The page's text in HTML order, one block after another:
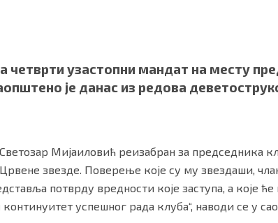
четврти узастопни мандат на месту
је данас из редова
Мијаиловић реизабран за председника
звезде. Поверење које су му звездаши,
потврду вредности које заступа, а које
успешног рада клуба“, наводи се у